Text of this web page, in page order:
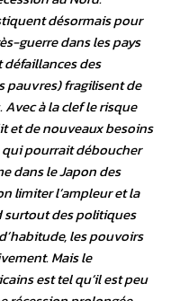
désormais pour
guerre dans les pays
défaillances des
pauvres) fragilisent de
à la clef le risque
et de nouveaux besoins
pourrait déboucher
dans le Japon des
limiter l’ampleur et la
surtout des politiques
les pouvoirs
Mais le
est tel qu’il est peu